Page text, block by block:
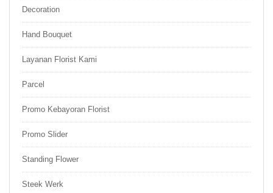
Decoration
Hand Bouquet
Layanan Florist Kami
Parcel
Promo Kebayoran Florist
Promo Slider
Standing Flower
Steek Werk